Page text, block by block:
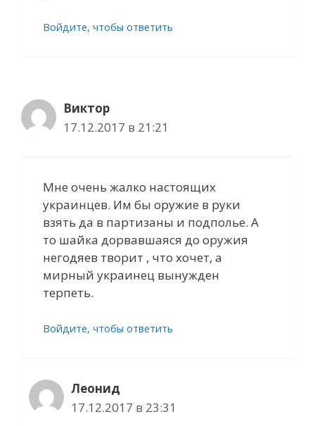
Войдите, чтобы ответить
Виктор
17.12.2017 в 21:21
Мне очень жалко настоящих
украинцев. Им бы оружие в руки
взять да в партизаны и подполье. А
то шайка дорвавшаяся до оружия
негодяев творит , что хочет, а
мирный украинец вынужден
терпеть.
Войдите, чтобы ответить
Леонид
17.12.2017 в 23:31